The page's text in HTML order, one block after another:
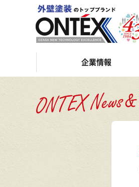
企業情報